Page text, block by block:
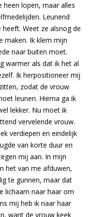
lopen, maar alles
Leunend
Weet ze alsnog de
maken. Ik klem mijn
naar buiten moet.
warmer als dat ik het al
Ik herpositioneer mij
zodat de vrouw
leunen. Hierna ga ik
lekker. Nu moet ik
vervelende vrouw.
verdiepen en eindelijk
van korte duur en
mij aan. In mijn
het van me afduwen,
te gunnen, maar dat
lichaam naar haar om
mij heb ik naar haar
want de vrouw keek